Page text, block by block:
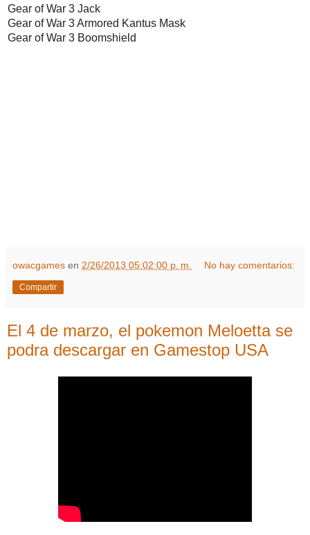
Gear of War 3 Jack
Gear of War 3 Armored Kantus Mask
Gear of War 3 Boomshield
owacgames en 2/26/2013 05:02:00 p. m. No hay comentarios:
Compartir
El 4 de marzo, el pokemon Meloetta se
podra descargar en Gamestop USA